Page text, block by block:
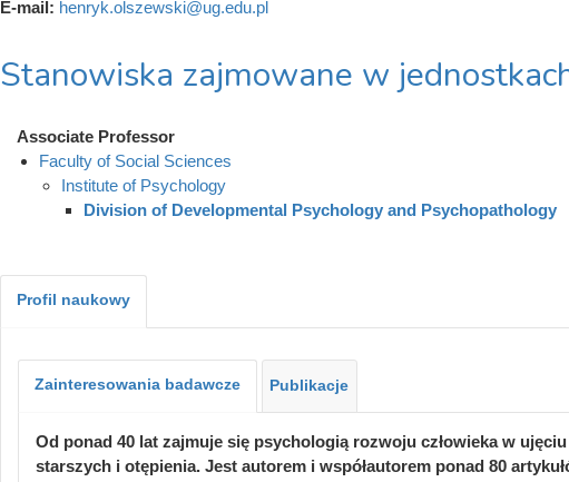
E-mail: henryk.olszewski@ug.edu.pl
Stanowiska zajmowane w
Associate Professor
Faculty of Social Sciences
Institute of Psychology
Division of Developmental Psychology and Psychopathology
Profil naukowy
Zainteresowania badawcze Publikacje
Od ponad 40 lat zajmuje się psychologią rozwoju człowieka w
starszych i otępienia. Jest autorem i współautorem ponad 80